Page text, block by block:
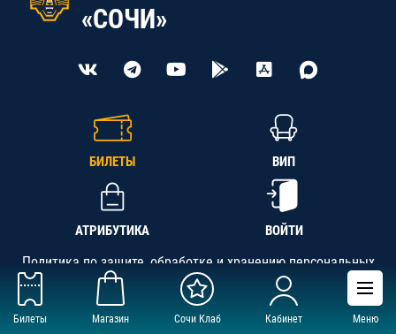
Билеты Магазин Сочи Клаб Кабинет Меню
«СОЧИ»
БИЛЕТЫ ВИП
АТРИБУТИКА ВОЙТИ
Политика по защите, обработке и хранению персональных
данных
АНО «СК «Кубань-Регион», ОГРН 1142300002349,